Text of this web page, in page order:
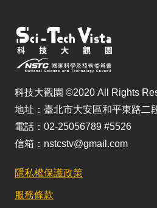
科技大觀園 ©2020 All Rights
地址：臺北市大安區和平東路二
電話：02-25056789 #5526
信箱：nstcstv@gmail.com
隱私權保護政策
服務條款